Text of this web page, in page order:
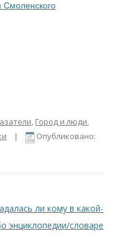
Смоленского
, Город и люди,
|
Опубликовано:
ли кому в какой-
энциклопедии/словаре